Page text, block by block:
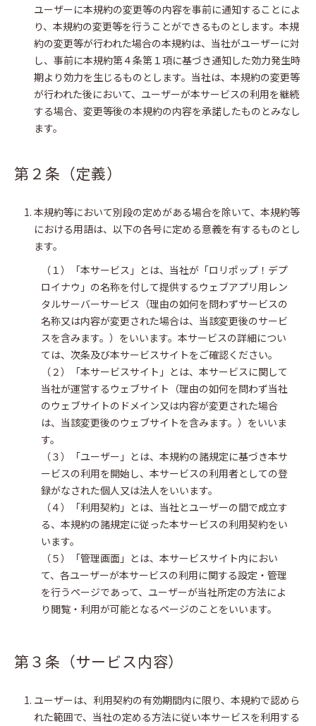
ユーザーに本規約の変更等の内容を事前に通知することによ
り、本規約の変更等を行うことができるものとします。本規
約の変更等が行われた場合の本規約は、当社がユーザーに対
し、事前に本規約第４条第１項に基づき通知した効力発生時
期より効力を生じるものとします。当社は、本規約の変更等
が行われた後において、ユーザーが本サービスの利用を継続
する場合、変更等後の本規約の内容を承諾したものとみなし
ます。
第２条（定義）
本規約等において別段の定めがある場合を除いて、本規約等
における用語は、以下の各号に定める意義を有するものとし
ます。
（１）「本サービス」とは、当社が「ロリポップ！デプ
ロイナウ」の名称を付して提供するウェブアプリ用レン
タルサーバーサービス（理由の如何を問わずサービスの
名称又は内容が変更された場合は、当該変更後のサービ
スを含みます。）をいいます。本サービスの詳細につい
ては、次条及び本サービスサイトをご確認ください。
（２）「本サービスサイト」とは、本サービスに関して
当社が運営するウェブサイト（理由の如何を問わず当社
のウェブサイトのドメイン又は内容が変更された場合
は、当該変更後のウェブサイトを含みます。）をいいま
す。
（３）「ユーザー」とは、本規約の諸規定に基づき本サ
ービスの利用を開始し、本サービスの利用者としての登
録がなされた個人又は法人をいいます。
（４）「利用契約」とは、当社とユーザーの間で成立す
る、本規約の諸規定に従った本サービスの利用契約をい
います。
（５）「管理画面」とは、本サービスサイト内におい
て、各ユーザーが本サービスの利用に関する設定・管理
を行うページであって、ユーザーが当社所定の方法によ
り閲覧・利用が可能となるページのことをいいます。
第３条（サービス内容）
ユーザーは、利用契約の有効期間内に限り、本規約で認めら
れた範囲で、当社の定める方法に従い本サービスを利用する